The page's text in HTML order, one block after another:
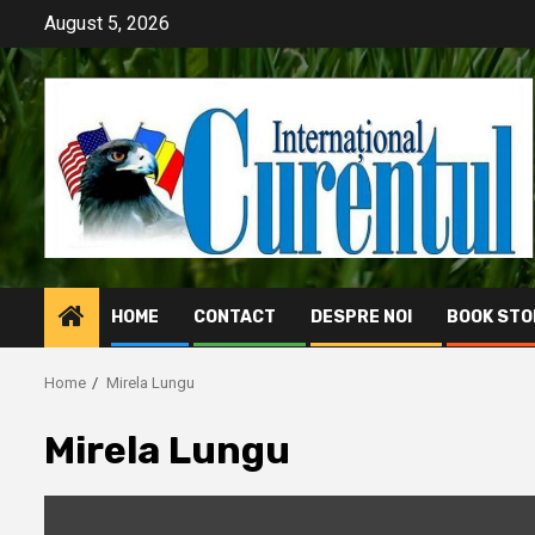
content
August 5, 2026
HOME CONTACT DESPRE NOI BOOK
Home Mirela Lungu
Mirela Lungu